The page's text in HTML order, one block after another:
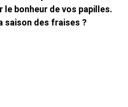
le bonheur de vos papilles.
saison des fraises ?